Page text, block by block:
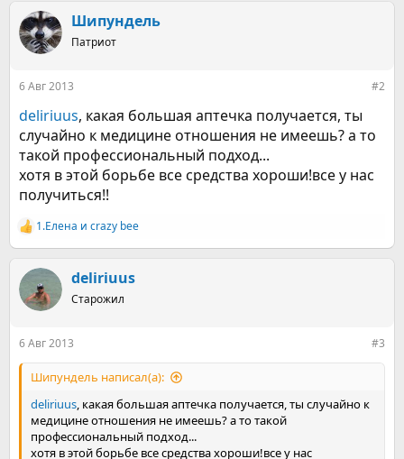
к
ц
и
Шипундель
Патриот
6 Авг 2013 #2
deliriuus, какая большая аптечка получается, ты
случайно к медицине отношения не имеешь? а то
такой профессиональный подход...
хотя в этой борьбе все средства хороши!все у нас
получиться!!
Р
е
к
ц
и
1.Елена и crazy bee
deliriuus
Старожил
6 Авг 2013 #3
Шипундель написал(а):
deliriuus, какая большая аптечка получается, ты случайно к
медицине отношения не имеешь? а то такой
профессиональный подход...
хотя в этой борьбе все средства хороши!все у нас